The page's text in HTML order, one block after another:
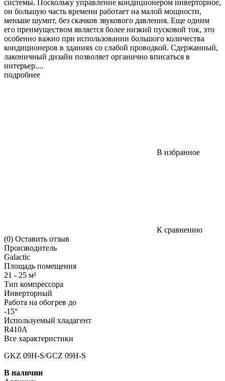
системы. Поскольку управление кондиционером инверторное,
он большую часть времени работает на малой мощности,
меньше шумит, без скачков звукового давления. Еще одним
его преимуществом является более низкий пусковой ток, это
особенно важно при использовании большого количества
кондиционеров в зданиях со слабой проводкой. Сдержанный,
лаконичный дизайн позволяет органично вписаться в
интерьер....
подробнее
В избранное
К сравнению
(0) Оставить отзыв
Производитель
Galactic
Площадь помещения
21 - 25 м²
Тип компрессора
Инверторный
Работа на обогрев до
-15°
Используемый хладагент
R410A
Все характеристики
GKZ 09H-S/GCZ 09H-S
В наличии